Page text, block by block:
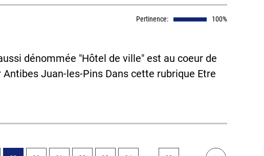
Pertinence: 100%
dénommée "Hôtel de ville" est au coeur de
Juan-les-Pins Dans cette rubrique Etre